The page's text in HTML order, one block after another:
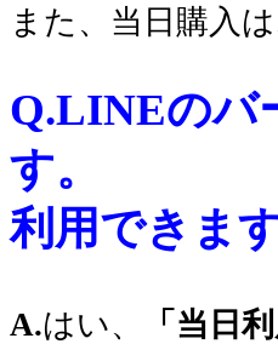
また、当日購入
Q.LINEのバ
す。
利用できま
A.はい、 「当日利